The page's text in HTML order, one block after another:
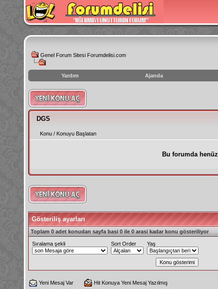
Genel Forum Sitesi Forumdelisi.com
Yardım Ajanda
instagram
izlenme
hilesi
DGS
Konu / Konuyu Başlatan
Bu forumda
Gösteriliş ayarları
Toplam 0 adet konudan sayfa basi 0 ile 0 arasi kadar konu gösteriliyor
Sıralama şekli Sort Order Yaş
Yeni Mesaj Var
Hit Konuya Yeni Mesaj Yazılmış